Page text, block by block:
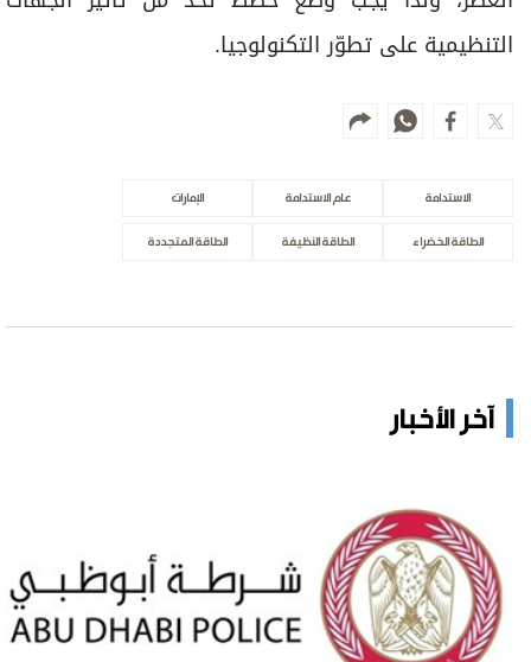
التنظيمية على تطوّر التكنولوجيا.
الاستدامة عام الاستدامة الإمارات
الطاقة الخضراء الطاقة النظيفة الطاقة المتجددة
آخر الأخبار